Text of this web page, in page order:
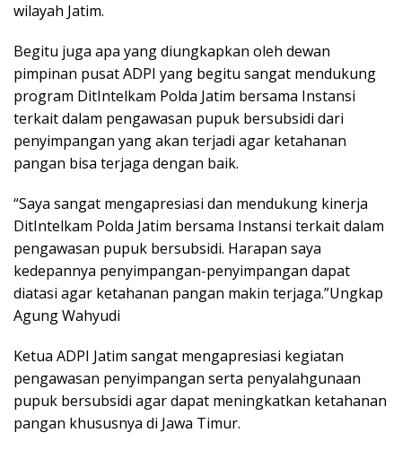
wilayah Jatim.
Begitu juga apa yang diungkapkan oleh dewan
pimpinan pusat ADPI yang begitu sangat mendukung
program DitIntelkam Polda Jatim bersama Instansi
terkait dalam pengawasan pupuk bersubsidi dari
penyimpangan yang akan terjadi agar ketahanan
pangan bisa terjaga dengan baik.
“Saya sangat mengapresiasi dan mendukung kinerja
DitIntelkam Polda Jatim bersama Instansi terkait dalam
pengawasan pupuk bersubsidi. Harapan saya
kedepannya penyimpangan-penyimpangan dapat
diatasi agar ketahanan pangan makin terjaga.”Ungkap
Agung Wahyudi
Ketua ADPI Jatim sangat mengapresiasi kegiatan
pengawasan penyimpangan serta penyalahgunaan
pupuk bersubsidi agar dapat meningkatkan ketahanan
pangan khususnya di Jawa Timur.